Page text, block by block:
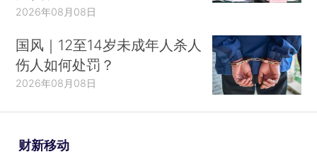
2026年08月08日
国风｜12至14岁未成年人杀人
伤人如何处罚？
2026年08月08日
财新移动